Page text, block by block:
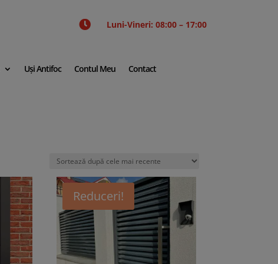
 Luni-Vineri: 08:00 – 17:00
Uși Antifoc Contul Meu Contact
Reduceri!